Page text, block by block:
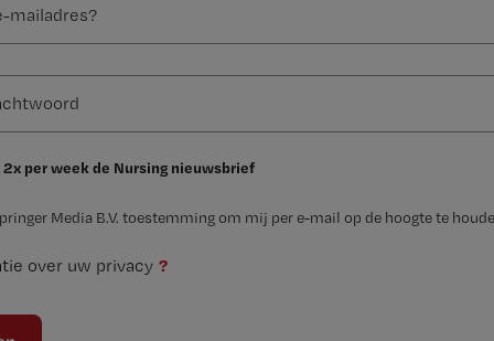
2x per week de Nursing nieuwsbrief
Media B.V. toestemming om mij per e-mail op de hoogte te
over uw privacy ?